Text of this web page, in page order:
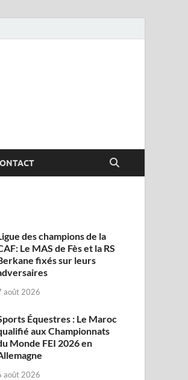
des champions de la
Le MAS de Fès et la RS
fixés sur leurs
août 2026
Équestres : Le Maroc
aux Championnats
Monde FEI 2026 en
août 2026